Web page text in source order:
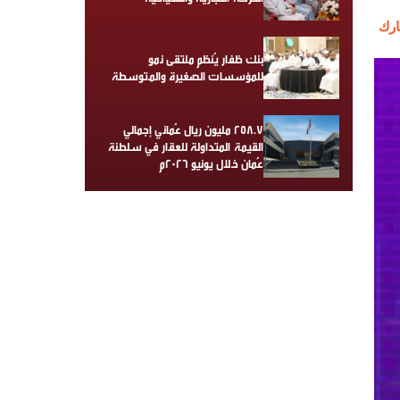
بنك ظفار يُنظم ملتقى نمو
للمؤسسات الصغيرة والمتوسطة
258.7 مليون ريال عُماني إجمالي
القيمة المتداولة للعقار في سلطنة
عُمان خلال يونيو 2026م